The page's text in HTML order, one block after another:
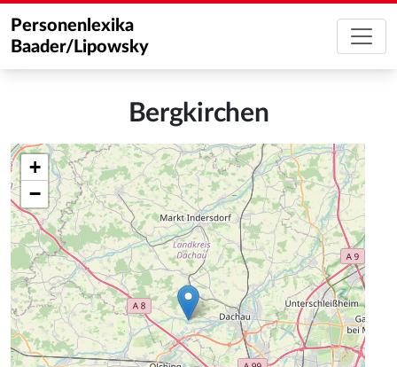
Personenlexika
Baader/Lipowsky
Bergkirchen
+
−